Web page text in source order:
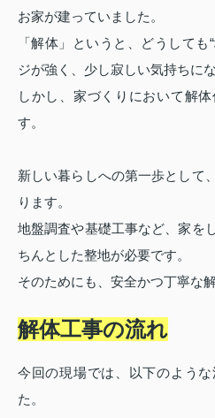
お家が建っていました。
「解体」というと、どうしても
ジが強く、少し寂しい気持ちに
しかし、家づくりにおいて解
す。
新しい暮らしへの第一歩として
ります。
地盤調査や基礎工事など、家を
ちんとした整地が必要です。
そのためにも、安全かつ丁寧な
解体工事の流れ
今回の現場では、以下のよう
た。